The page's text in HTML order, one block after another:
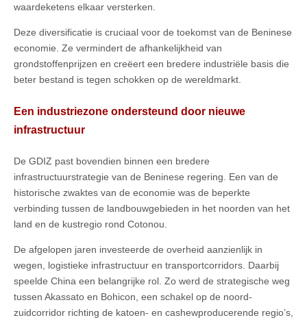
waardeketens elkaar versterken.
Deze diversificatie is cruciaal voor de toekomst van de Beninese
economie. Ze vermindert de afhankelijkheid van
grondstoffenprijzen en creëert een bredere industriële basis die
beter bestand is tegen schokken op de wereldmarkt.
Een industriezone ondersteund door nieuwe
infrastructuur
De GDIZ past bovendien binnen een bredere
infrastructuurstrategie van de Beninese regering. Een van de
historische zwaktes van de economie was de beperkte
verbinding tussen de landbouwgebieden in het noorden van het
land en de kustregio rond Cotonou.
De afgelopen jaren investeerde de overheid aanzienlijk in
wegen, logistieke infrastructuur en transportcorridors. Daarbij
speelde China een belangrijke rol. Zo werd de strategische weg
tussen Akassato en Bohicon, een schakel op de noord-
zuidcorridor richting de katoen- en cashewproducerende regio’s,